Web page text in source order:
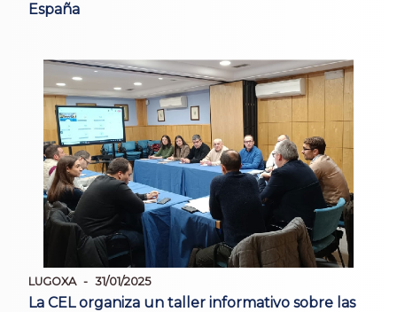
España
LUGOXA 31/01/2025
La CEL organiza un taller informativo sobre las